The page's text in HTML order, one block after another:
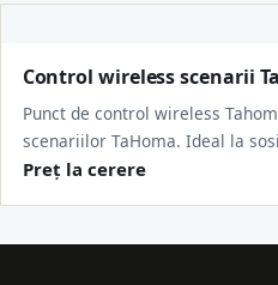
Control wireless scenarii
Punct de control wireless
scenariilor TaHoma. Ideal la
Preț la cerere